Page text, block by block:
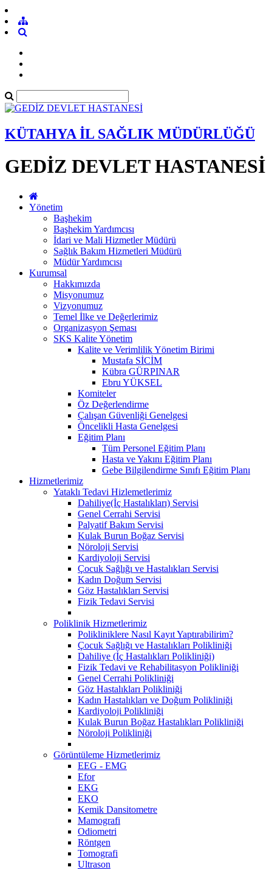
KÜTAHYA İL SAĞLIK MÜDÜRLÜĞÜ
GEDİZ DEVLET HASTANESİ
Yönetim
Başhekim
Başhekim Yardımcısı
İdari ve Mali Hizmetler Müdürü
Sağlık Bakım Hizmetleri Müdürü
Müdür Yardımcısı
Kurumsal
Hakkımızda
Misyonumuz
Vizyonumuz
Temel İlke ve Değerlerimiz
Organizasyon Şeması
SKS Kalite Yönetim
Kalite ve Verimlilik Yönetim Birimi
Mustafa SİCİM
Kübra GÜRPINAR
Ebru YÜKSEL
Komiteler
Öz Değerlendirme
Çalışan Güvenliği Genelgesi
Öncelikli Hasta Genelgesi
Eğitim Planı
Tüm Personel Eğitim Planı
Hasta ve Yakını Eğitim Planı
Gebe Bilgilendirme Sınıfı Eğitim Planı
Hizmetlerimiz
Yataklı Tedavi Hizlemetlerimiz
Dahiliye(İç Hastalıkları) Servisi
Genel Cerrahi Servisi
Palyatif Bakım Servisi
Kulak Burun Boğaz Servisi
Nöroloji Servisi
Kardiyoloji Servisi
Çocuk Sağlığı ve Hastalıkları Servisi
Kadın Doğum Servisi
Göz Hastalıkları Servisi
Fizik Tedavi Servisi
Poliklinik Hizmetlerimiz
Polikliniklere Nasıl Kayıt Yaptırabilirim?
Çocuk Sağlığı ve Hastalıkları Polikliniği
Dahiliye (İç Hastalıkları Polikliniği)
Fizik Tedavi ve Rehabilitasyon Polikliniği
Genel Cerrahi Polikliniği
Göz Hastalıkları Polikliniği
Kadın Hastalıkları ve Doğum Polikliniği
Kardiyoloji Polikliniği
Kulak Burun Boğaz Hastalıkları Polikliniği
Nöroloji Polikliniği
Görüntüleme Hizmetlerimiz
EEG - EMG
Efor
EKG
EKO
Kemik Dansitometre
Mamografi
Odiometri
Röntgen
Tomografi
Ultrason